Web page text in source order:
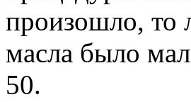
произошло, то
масла было
50.